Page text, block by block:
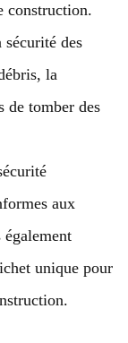
construction.
des
la
de tomber des
aux
unique pour